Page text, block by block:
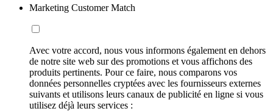
Marketing Customer Match
Avec votre accord, nous vous informons également en dehors
de notre site web sur des promotions et vous affichons des
produits pertinents. Pour ce faire, nous comparons vos
données personnelles cryptées avec les fournisseurs externes
suivants et utilisons leurs canaux de publicité en ligne si vous
utilisez déjà leurs services :